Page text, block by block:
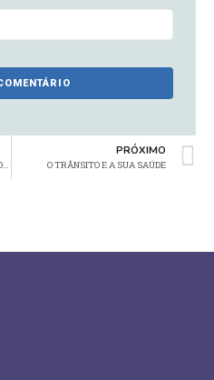
PRÓXIMO
O TRÂNSITO E A SUA SAÚDE